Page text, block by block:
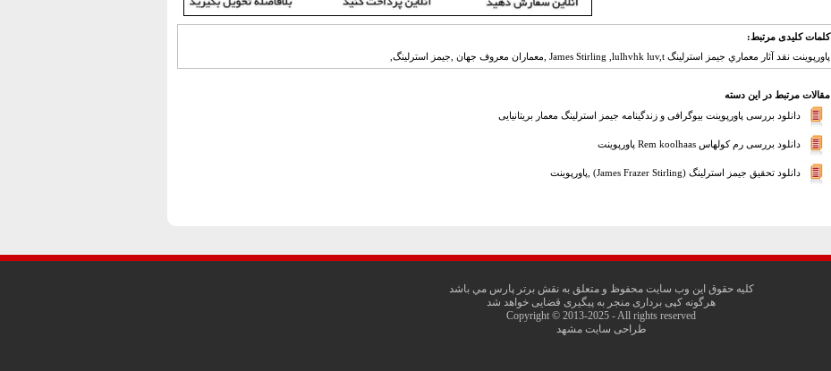
کلمات کلیدی مرتبط:
پاورپوينت نقد آثار معماري جيمز استرلينگ James Stirling ,lulhvhk luv,t ,معماران معروف جهان ,جیمز استرلینگ,
مقالات مرتبط در این دسته
دانلود بررسی پاورپوینت بیوگرافی و زندگینامه جیمز استرلینگ معمار بریتانیایی
دانلود بررسی رم کولهاس Rem koolhaas پاورپوینت
دانلود تحقیق جیمز استرلینگ (James Frazer Stirling) ,پاورپوینت
کليه حقوق اين وب سايت محفوظ و متعلق به نقش برتر پارس مي باشد
هرگونه کپی برداری منجر به پیگیری قضایی خواهد شد
Copyright © 2013-2025 - All rights reserved
طراحی سایت مشهد